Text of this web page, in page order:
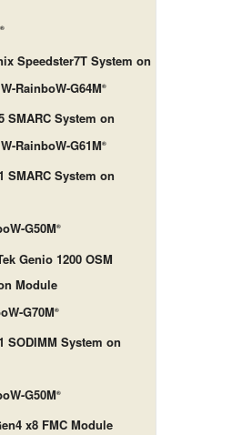
®
Speedster7T System on
RainboW-G64M®
SMARC System on
RainboW-G61M®
SMARC System on
G50M®
Genio 1200 OSM
Module
G70M®
SODIMM System on
G50M®
x8 FMC Module